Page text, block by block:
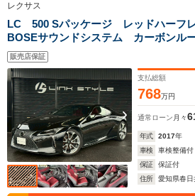
レクサス
LC 500 Sパッケージ レッドハーフ
BOSEサウンドシステム カーボンル
イラー 純正鍛造ホイール 三眼LED
ラインドスポットモニター ヘッドア
イ バックカメラ
販売店保証
支払総額
768万円
通常ローン 月々
年式 2017年
車検
車検整備付
保証
保証付
住所
愛知県春日